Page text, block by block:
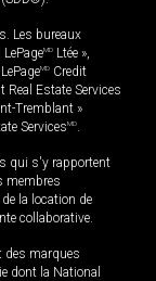
Les bureaux
MD Ltée »,
MD Credit
Real Estate Services
Tremblant »
ServicesMD
qui s'y rapportent
membres
la location de
collaborative.
des marques
dont la National